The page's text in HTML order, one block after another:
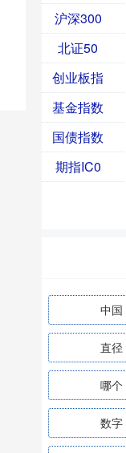
沪深300
北证50
创业板指
基金指数
国债指数
期指IC0
中国
直径
哪个
数字